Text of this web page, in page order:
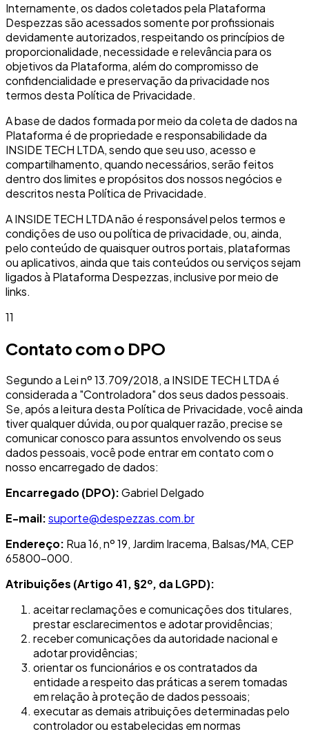
Internamente, os dados coletados pela Plataforma
Despezzas são acessados somente por profissionais
devidamente autorizados, respeitando os princípios de
proporcionalidade, necessidade e relevância para os
objetivos da Plataforma, além do compromisso de
confidencialidade e preservação da privacidade nos
termos desta Política de Privacidade.
A base de dados formada por meio da coleta de dados na
Plataforma é de propriedade e responsabilidade da
INSIDE TECH LTDA, sendo que seu uso, acesso e
compartilhamento, quando necessários, serão feitos
dentro dos limites e propósitos dos nossos negócios e
descritos nesta Política de Privacidade.
A INSIDE TECH LTDA não é responsável pelos termos e
condições de uso ou política de privacidade, ou, ainda,
pelo conteúdo de quaisquer outros portais, plataformas
ou aplicativos, ainda que tais conteúdos ou serviços sejam
ligados à Plataforma Despezzas, inclusive por meio de
links.
11
Contato com o DPO
Segundo a Lei nº 13.709/2018, a INSIDE TECH LTDA é
considerada a "Controladora" dos seus dados pessoais.
Se, após a leitura desta Política de Privacidade, você ainda
tiver qualquer dúvida, ou por qualquer razão, precise se
comunicar conosco para assuntos envolvendo os seus
dados pessoais, você pode entrar em contato com o
nosso encarregado de dados:
Encarregado (DPO):Gabriel Delgado
E-mail:suporte@despezzas.com.br
Endereço: Rua 16, nº 19, Jardim Iracema, Balsas/MA, CEP
65800-000.
Atribuições (Artigo 41, §2º, da LGPD):
aceitar reclamações e comunicações dos titulares,
prestar esclarecimentos e adotar providências;
receber comunicações da autoridade nacional e
adotar providências;
orientar os funcionários e os contratados da
entidade a respeito das práticas a serem tomadas
em relação à proteção de dados pessoais;
executar as demais atribuições determinadas pelo
controlador ou estabelecidas em normas